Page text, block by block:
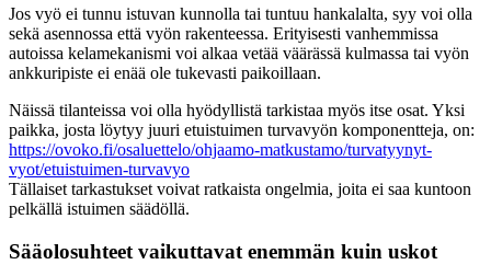
Jos vyö ei tunnu istuvan kunnolla tai tuntuu hankalalta, syy voi olla
sekä asennossa että vyön rakenteessa. Erityisesti vanhemmissa
autoissa kelamekanismi voi alkaa vetää väärässä kulmassa tai vyön
ankkuripiste ei enää ole tukevasti paikoillaan.
Näissä tilanteissa voi olla hyödyllistä tarkistaa myös itse osat. Yksi
paikka, josta löytyy juuri etuistuimen turvavyön komponentteja, on:
https://ovoko.fi/osaluettelo/ohjaamo-matkustamo/turvatyynyt-
vyot/etuistuimen-turvavyo
Tällaiset tarkastukset voivat ratkaista ongelmia, joita ei saa kuntoon
pelkällä istuimen säädöllä.
Sääolosuhteet vaikuttavat enemmän kuin uskot